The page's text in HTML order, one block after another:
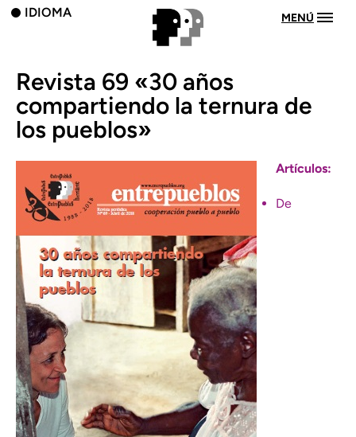
IDIOMA MENÚ
Revista 69 «30 años
compartiendo la ternura de
los pueblos»
Artículos:
De